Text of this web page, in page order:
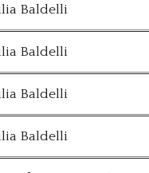
Baldelli
Baldelli
Baldelli
Baldelli